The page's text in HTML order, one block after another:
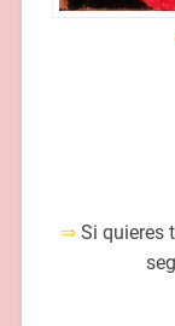
⇒Si quieres